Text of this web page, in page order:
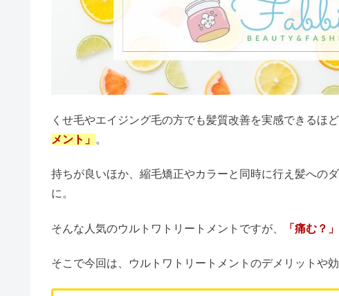
くせ毛やエイジング毛の方でも髪質改善を実感できるほど
メント」 。
持ちが良いほか、縮毛矯正やカラーと同時に行え髪への
に。
そんな人気のウルトワトリートメントですが、 「痛む？
そこで今回は、ウルトワトリートメントのデメリットや